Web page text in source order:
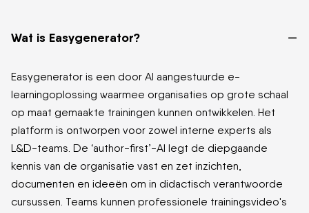
Wat is Easygenerator? –
Easygenerator is een door AI aangestuurde e-
learningoplossing waarmee organisaties op grote schaal
op maat gemaakte trainingen kunnen ontwikkelen. Het
platform is ontworpen voor zowel interne experts als
L&D-teams. De ‘author-first’-AI legt de diepgaande
kennis van de organisatie vast en zet inzichten,
documenten en ideeën om in didactisch verantwoorde
cursussen. Teams kunnen professionele trainingsvideo's